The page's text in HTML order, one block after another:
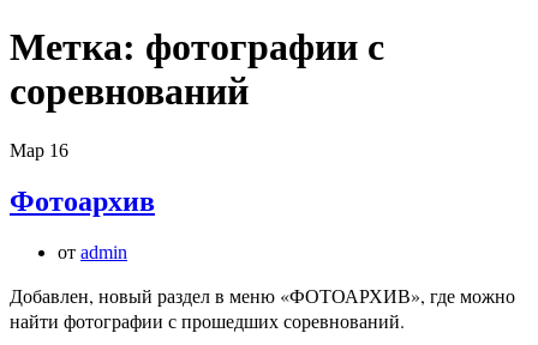
Метка: фотографии с
соревнований
Мар 16
Фотоархив
от admin
Добавлен, новый раздел в меню «ФОТОАРХИВ», где можно
найти фотографии с прошедших соревнований.